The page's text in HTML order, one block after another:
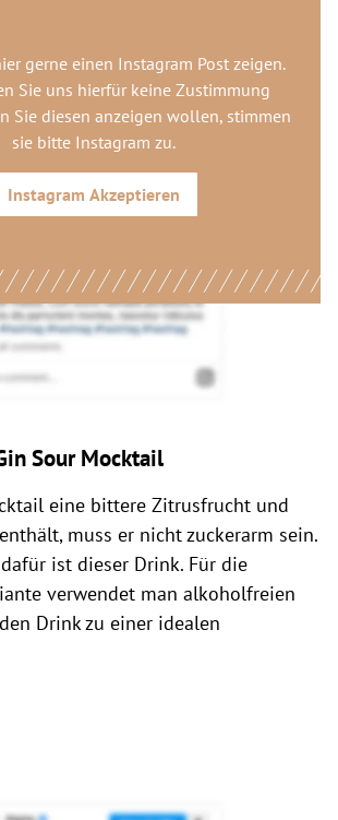
gerne einen Instagram Postzeigen.
Sie uns hierfür keine Zustimmung
Sie diesen anzeigen wollen, stimmen
sie bitte Instagram zu.
Instagram Akzeptieren
Sour Mocktail
eine bittere Zitrusfrucht und
muss er nicht zuckerarm sein.
ist dieser Drink. Für die
verwendet man alkoholfreien
Drink zu einer idealen